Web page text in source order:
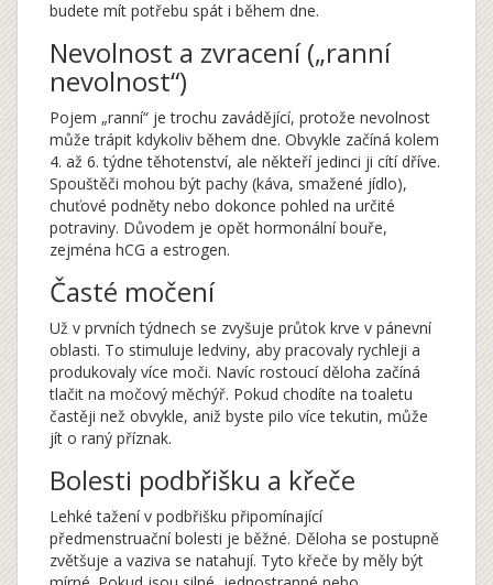
budete mít potřebu spát i během dne.
Nevolnost a zvracení („ranní
nevolnost“)
Pojem „ranní“ je trochu zavádějící, protože nevolnost
může trápit kdykoliv během dne. Obvykle začíná kolem
4. až 6. týdne těhotenství, ale někteří jedinci ji cítí dříve.
Spouštěči mohou být pachy (káva, smažené jídlo),
chuťové podněty nebo dokonce pohled na určité
potraviny. Důvodem je opět hormonální bouře,
zejména hCG a estrogen.
Časté močení
Už v prvních týdnech se zvyšuje průtok krve v pánevní
oblasti. To stimuluje ledviny, aby pracovaly rychleji a
produkovaly více moči. Navíc rostoucí děloha začíná
tlačit na močový měchýř. Pokud chodíte na toaletu
častěji než obvykle, aniž byste pilo více tekutin, může
jít o raný příznak.
Bolesti podbřišku a křeče
Lehké tažení v podbřišku připomínající
předmenstruační bolesti je běžné. Děloha se postupně
zvětšuje a vaziva se natahují. Tyto křeče by měly být